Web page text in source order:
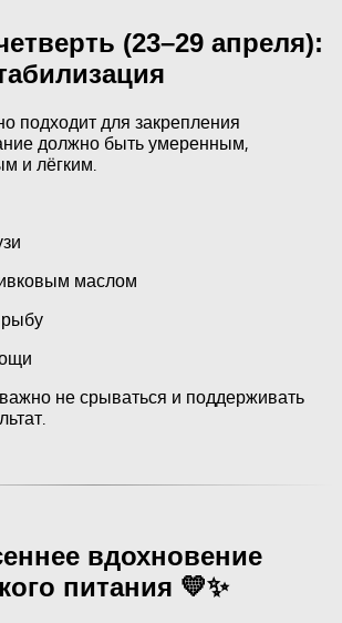
(23–29 апреля):
подходит для закрепления
должно быть умеренным,
и лёгким.
маслом
не срываться и поддерживать
вдохновение
питания 💛✨